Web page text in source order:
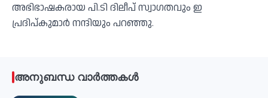
അഭിഭാഷകരായ പി.ടി ദിലീപ് സ്വാഗതവും ഇ
പ്രദിപ്കുമാർ നന്ദിയും പറഞ്ഞു.
അനുബന്ധ വാർത്തകൾ